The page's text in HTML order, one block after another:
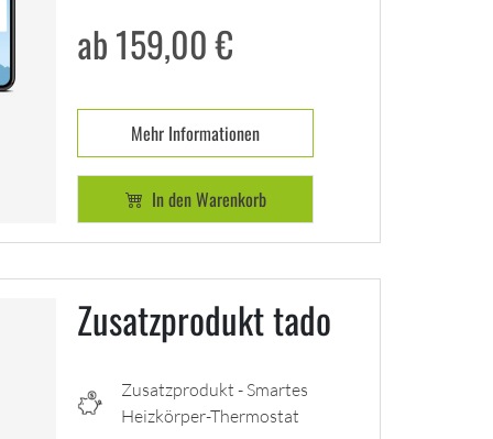
ab 159,00€
Mehr Informationen
In den Warenkorb
Zusatzprodukt tado
Zusatzprodukt - Smartes
Heizkörper-Thermostat